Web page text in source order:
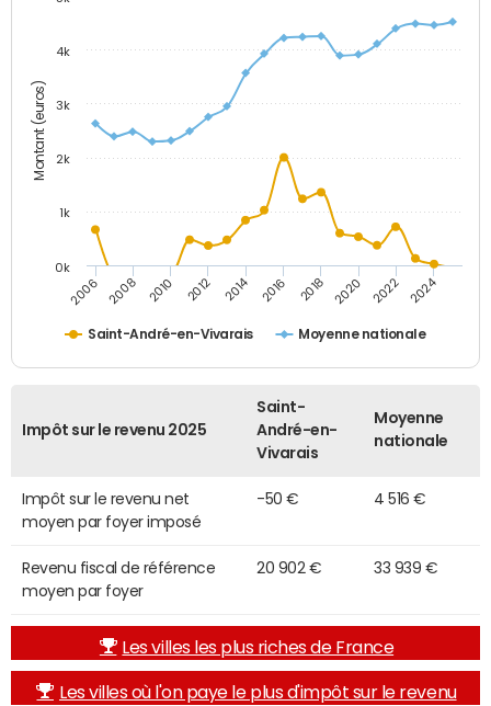
Montant (euros)
Saint-André-en-Vivarais Moyenne nationale
2006 2008 2010 2012 2014 2016 2018 2020 2022 2024
0k
1k
2k
3k
4k
Impôt sur le revenu 2025
Saint-
André-en-
Vivarais
Moyenne
nationale
Impôt sur le revenu net
moyen par foyer imposé
-50 € 4 516 €
Revenu fiscal de référence
moyen par foyer
20 902 € 33 939 €
Les villes les plus riches de France
Les villes où l'on paye le plus d'impôt sur le revenu